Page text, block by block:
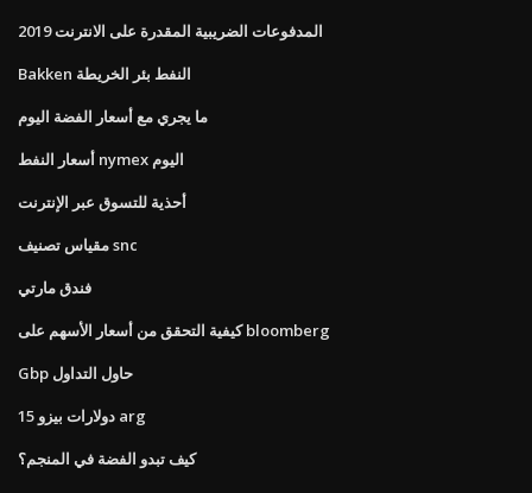
المدفوعات الضريبية المقدرة على الانترنت 2019
Bakken النفط بئر الخريطة
ما يجري مع أسعار الفضة اليوم
أسعار النفط nymex اليوم
أحذية للتسوق عبر الإنترنت
مقياس تصنيف snc
فندق مارتي
كيفية التحقق من أسعار الأسهم على bloomberg
Gbp حاول التداول
15 دولارات بيزو arg
كيف تبدو الفضة في المنجم؟